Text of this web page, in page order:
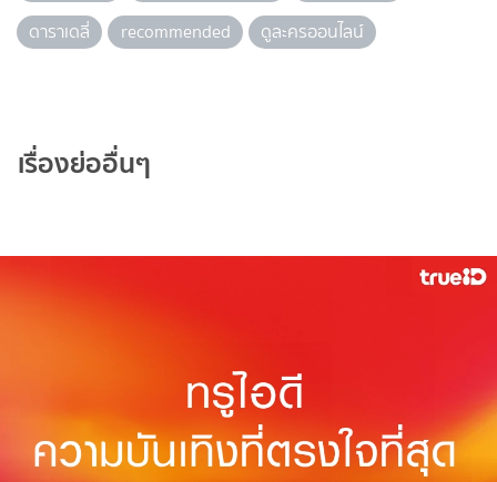
ดาราเดลี่
recommended ดูละครออนไลน์
เรื่องย่ออื่นๆ